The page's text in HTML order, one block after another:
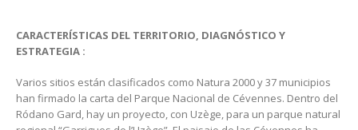
CARACTERÍSTICAS DEL TERRITORIO, DIAGNÓSTICO Y
ESTRATEGIA :
Varios sitios están clasificados como Natura 2000 y 37 municipios
han firmado la carta del Parque Nacional de Cévennes. Dentro del
Ródano Gard, hay un proyecto, con Uzège, para un parque natural